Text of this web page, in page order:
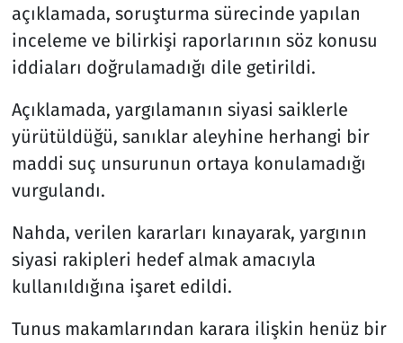
açıklamada, soruşturma sürecinde yapılan
inceleme ve bilirkişi raporlarının söz konusu
iddiaları doğrulamadığı dile getirildi.
Açıklamada, yargılamanın siyasi saiklerle
yürütüldüğü, sanıklar aleyhine herhangi bir
maddi suç unsurunun ortaya konulamadığı
vurgulandı.
Nahda, verilen kararları kınayarak, yargının
siyasi rakipleri hedef almak amacıyla
kullanıldığına işaret edildi.
Tunus makamlarından karara ilişkin henüz bir